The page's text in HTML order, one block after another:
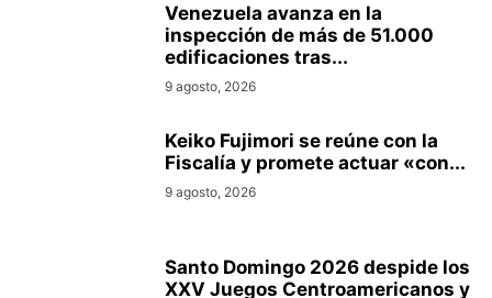
Venezuela avanza en la
inspección de más de 51.000
edificaciones tras...
9 agosto, 2026
Keiko Fujimori se reúne con la
Fiscalía y promete actuar «con...
9 agosto, 2026
Santo Domingo 2026 despide los
XXV Juegos Centroamericanos y